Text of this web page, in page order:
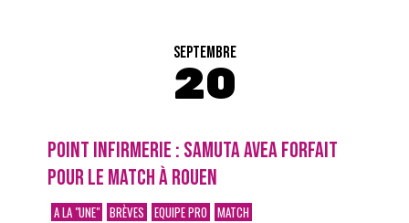
SEPTEMBRE
20
POINT INFIRMERIE : SAMUTA AVEA FORFAIT
POUR LE MATCH À ROUEN
A LA "UNE" BRÈVES EQUIPE PRO MATCH